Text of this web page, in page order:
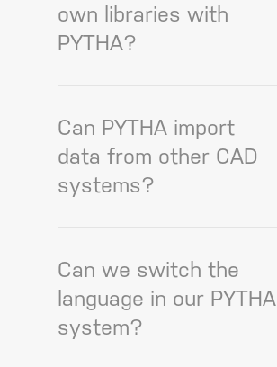
own libraries with
PYTHA?
Can PYTHA import
data from other CAD
systems?
Can we switch the
language in our PYTHA
system?